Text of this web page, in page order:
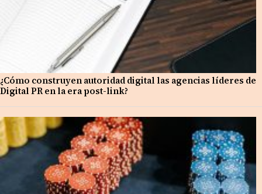
¿Cómo construyen autoridad digital las agencias líderes de
Digital PR en la era post-link?